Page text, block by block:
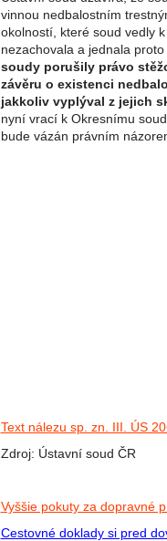
vinnou nedbalostním
okolností, které soud vedly
nezachovala a jednala
soudy porušily právo
závěru o existenci
jakkoliv vyplýval z jejich
nyní vrací k Okresnímu
bude vázán právním
Text nálezu sp. zn. III. ÚS
Zdroj: Ústavní soud ČR
Vyššie pokuty za dopravné
Cestovné doklady si pred